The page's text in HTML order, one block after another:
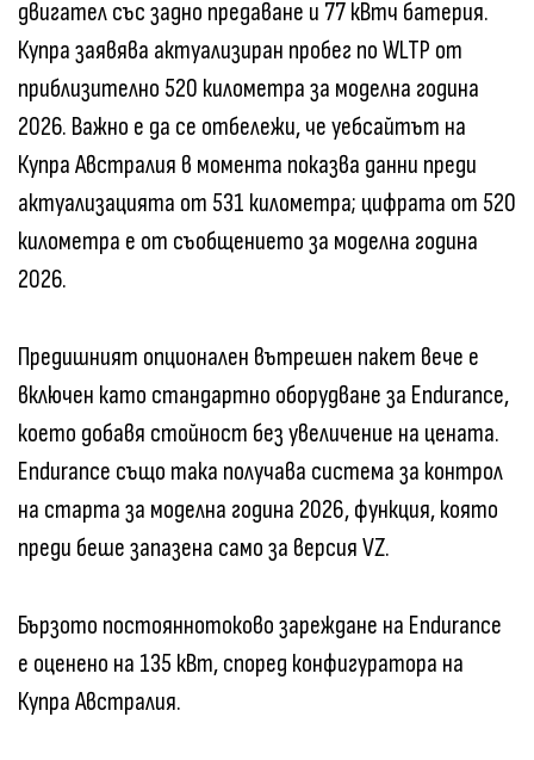
двигател със задно предаване и 77 кВтч батерия.
Купра заявява актуализиран пробег по WLTP от
приблизително 520 километра за моделна година
2026. Важно е да се отбележи, че уебсайтът на
Купра Австралия в момента показва данни преди
актуализацията от 531 километра; цифрата от 520
километра е от съобщението за моделна година
2026.
Предишният опционален вътрешен пакет вече е
включен като стандартно оборудване за Endurance,
което добавя стойност без увеличение на цената.
Endurance също така получава система за контрол
на старта за моделна година 2026, функция, която
преди беше запазена само за версия VZ.
Бързото постояннотоково зареждане на Endurance
е оценено на 135 кВт, според конфигуратора на
Купра Австралия.